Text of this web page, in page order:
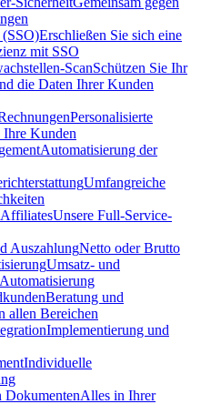
Erschließen Sie sich eine
mit SSO
ScanSchützen Sie Ihr
die Daten Ihrer Kunden
Personalisierte
Ihre Kunden
Automatisierung der
Umfangreiche
Unsere Full-Service-
AuszahlungNetto oder Brutto
Umsatz- und
Beratung und
allen Bereichen
Implementierung und
Individuelle
DokumentenAlles in Ihrer